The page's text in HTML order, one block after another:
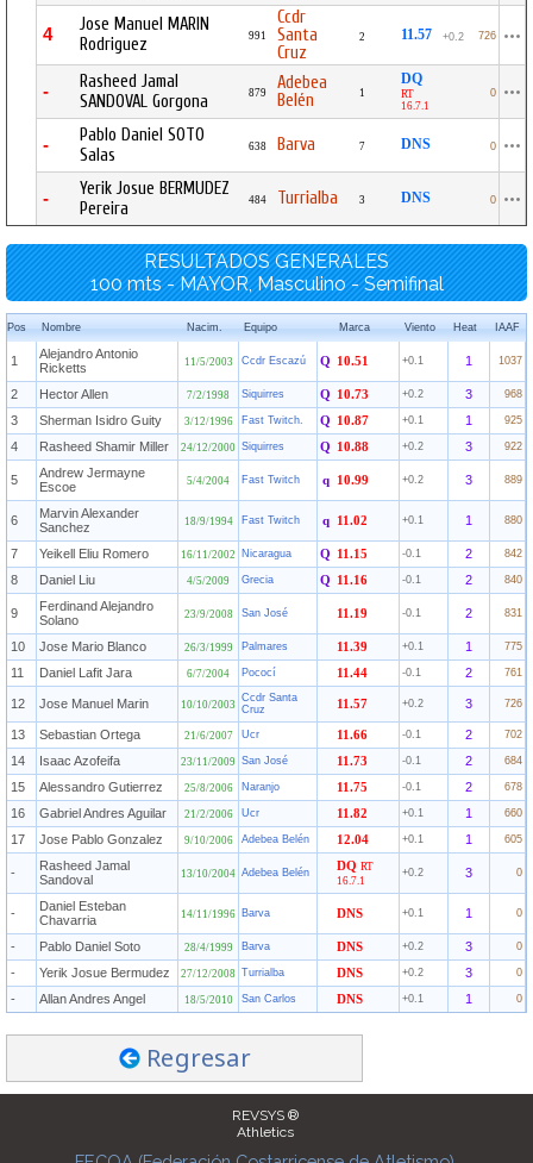
4
Jose Manuel MARIN
Rodriguez
991
Ccdr
Santa
Cruz
2 11.57 +0.2 726
-
Rasheed Jamal
SANDOVAL Gorgona
879
Adebea
Belén
1
DQ
RT
16.7.1
0
-
Pablo Daniel SOTO
Salas
638 Barva 7 DNS 0
-
Yerik Josue BERMUDEZ
Pereira
484 Turrialba 3 DNS 0
RESULTADOS GENERALES
100 mts - MAYOR, Masculino - Semifinal
Pos Nombre Nacim. Equipo Marca Viento Heat IAAF
1
Alejandro Antonio
Ricketts
11/5/2003 Ccdr Escazú Q 10.51 +0.1 1 1037
2 Hector Allen 7/2/1998 Siquirres Q 10.73 +0.2 3 968
3 Sherman Isidro Guity 3/12/1996 Fast Twitch. Q 10.87 +0.1 1 925
4 Rasheed Shamir Miller 24/12/2000 Siquirres Q 10.88 +0.2 3 922
5
Andrew Jermayne
Escoe
5/4/2004 Fast Twitch q 10.99 +0.2 3 889
6
Marvin Alexander
Sanchez
18/9/1994 Fast Twitch q 11.02 +0.1 1 880
7 Yeikell Eliu Romero 16/11/2002 Nicaragua Q 11.15 -0.1 2 842
8 Daniel Liu 4/5/2009 Grecia Q 11.16 -0.1 2 840
9
Ferdinand Alejandro
Solano
23/9/2008 San José 11.19 -0.1 2 831
10 Jose Mario Blanco 26/3/1999 Palmares 11.39 +0.1 1 775
11 Daniel Lafit Jara 6/7/2004 Pococí 11.44 -0.1 2 761
12 Jose Manuel Marin 10/10/2003
Ccdr Santa
Cruz
11.57 +0.2 3 726
13 Sebastian Ortega 21/6/2007 Ucr 11.66 -0.1 2 702
14 Isaac Azofeifa 23/11/2009 San José 11.73 -0.1 2 684
15 Alessandro Gutierrez 25/8/2006 Naranjo 11.75 -0.1 2 678
16 Gabriel Andres Aguilar 21/2/2006 Ucr 11.82 +0.1 1 660
17 Jose Pablo Gonzalez 9/10/2006 Adebea Belén 12.04 +0.1 1 605
-
Rasheed Jamal
Sandoval
13/10/2004 Adebea Belén DQ RT
16.7.1
+0.2 3 0
-
Daniel Esteban
Chavarria
14/11/1996 Barva DNS +0.1 1 0
- Pablo Daniel Soto 28/4/1999 Barva DNS +0.2 3 0
- Yerik Josue Bermudez 27/12/2008 Turrialba DNS +0.2 3 0
- Allan Andres Angel 18/5/2010 San Carlos DNS +0.1 1 0
Regresar
REVSYS ®
Athletics